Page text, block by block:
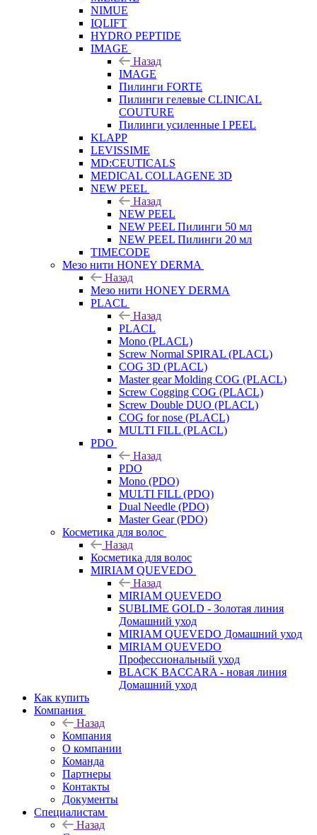
NIMUE
IQLIFT
HYDRO PEPTIDE
IMAGE
Назад
IMAGE
Пилинги FORTE
Пилинги гелевые CLINICAL
COUTURE
Пилинги усиленные I PEEL
KLAPP
LEVISSIME
MD:CEUTICALS
MEDICAL COLLAGENE 3D
NEW PEEL
Назад
NEW PEEL
NEW PEEL Пилинги 50 мл
NEW PEEL Пилинги 20 мл
TIMECODE
Мезо нити HONEY DERMA
Назад
Мезо нити HONEY DERMA
PLACL
Назад
PLACL
Mono (PLACL)
Screw Normal SPIRAL (PLACL)
COG 3D (PLACL)
Master gear Molding COG (PLACL)
Screw Cogging COG (PLACL)
Screw Double DUO (PLACL)
COG for nose (PLACL)
MULTI FILL (PLACL)
PDO
Назад
PDO
Mono (PDO)
MULTI FILL (PDO)
Dual Needle (PDO)
Master Gear (PDO)
Косметика для волос
Назад
Косметика для волос
MIRIAM QUEVEDO
Назад
MIRIAM QUEVEDO
SUBLIME GOLD - Золотая линия
Домашний уход
MIRIAM QUEVEDO Домашний уход
MIRIAM QUEVEDO
Профессиональный уход
BLACK BACCARA - новая линия
Домашний уход
Как купить
Компания
Назад
Компания
О компании
Команда
Партнеры
Контакты
Документы
Специалистам
Назад